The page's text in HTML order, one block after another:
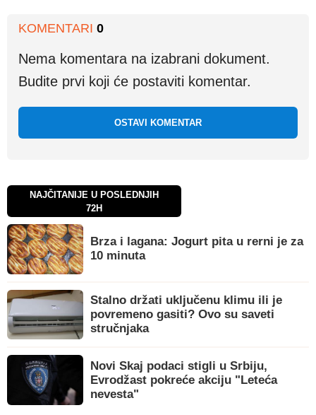
KOMENTARI 0
Nema komentara na izabrani dokument.
Budite prvi koji će postaviti komentar.
OSTAVI KOMENTAR
NAJČITANIJE U POSLEDNJIH
72H
Brza i lagana: Jogurt pita u rerni je za
10 minuta
Stalno držati uključenu klimu ili je
povremeno gasiti? Ovo su saveti
stručnjaka
Novi Skaj podaci stigli u Srbiju,
Evrodžast pokreće akciju "Leteća
nevesta"